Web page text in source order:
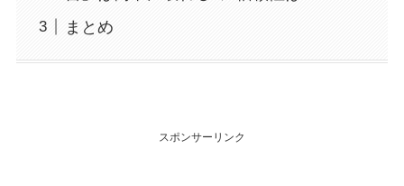
まとめ
スポンサーリンク